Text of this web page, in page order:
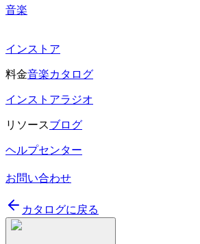
音楽
インストア
料金音楽カタログ
インストアラジオ
リソースブログ
ヘルプセンター
お問い合わせ
カタログに戻る